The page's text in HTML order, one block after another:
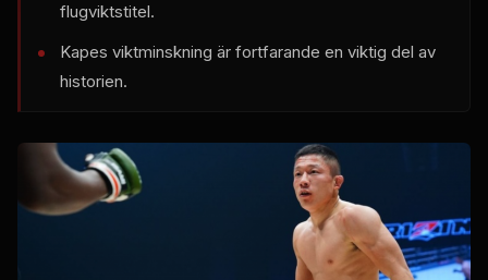
flugviktstitel.
Kapes viktminskning är fortfarande en viktig del av
historien.